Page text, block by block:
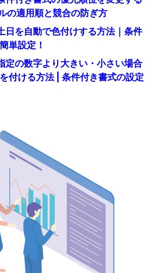
の適用順と競合の防ぎ方
日を自動で色付けする方法｜条件
単設定！
定の数字より大きい・小さい場合
付ける方法 | 条件付き書式の設定